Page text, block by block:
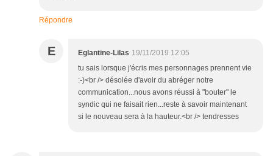
Répondre
E Eglantine-Lilas 19/11/2019 12:05
tu sais lorsque j'écris mes personnages prennent vie
:-)<br /> désolée d'avoir du abréger notre
communication...nous avons réussi à "bouter" le
syndic qui ne faisait rien...reste à savoir maintenant
si le nouveau sera à la hauteur.<br /> tendresses